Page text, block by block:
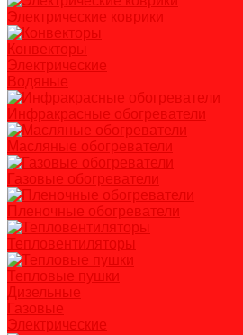
Электрические коврики
Конвекторы
Электрические
Водяные
Инфракрасные обогреватели
Масляные обогреватели
Газовые обогреватели
Пленочные обогреватели
Тепловентиляторы
Тепловые пушки
Дизельные
Газовые
Электрические